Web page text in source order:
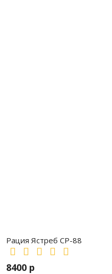
Рация Ястреб СР-88
8400 р